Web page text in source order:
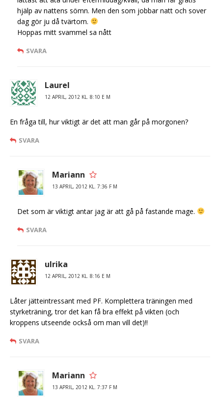
hjälp av nattens sömn. Men den som jobbar natt och sover
dag gör ju då tvärtom.
Hoppas mitt svammel sa nått
SVARA
Laurel
12 APRIL, 2012 KL. 8:10 E M
En fråga till, hur viktigt är det att man går på morgonen?
SVARA
Mariann
13 APRIL, 2012 KL. 7:36 F M
Det som är viktigt antar jag är att gå på fastande mage.
SVARA
ulrika
12 APRIL, 2012 KL. 8:16 E M
Låter jätteintressant med PF. Komplettera träningen med
styrketräning, tror det kan få bra effekt på vikten (och
kroppens utseende också om man vill det)!!
SVARA
Mariann
13 APRIL, 2012 KL. 7:37 F M